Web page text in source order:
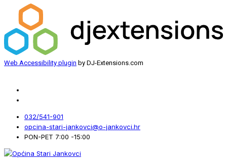
Web Accessibility plugin by DJ-Extensions.com
032/541-901
opcina-stari-jankovci@o-jankovci.hr
PON-PET 7:00 -15:00